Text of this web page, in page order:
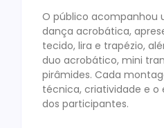
O público acompanhou
dança acrobática,
tecido, lira e trapézio,
duo acrobático, mini
pirâmides. Cada
técnica, criatividade e o
dos participantes.